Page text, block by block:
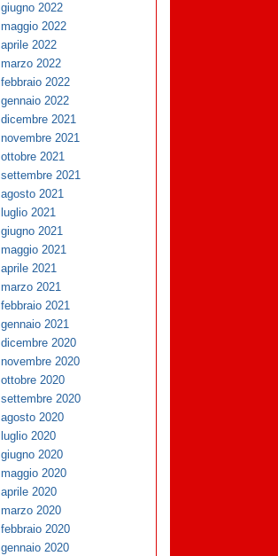
giugno 2022
maggio 2022
aprile 2022
marzo 2022
febbraio 2022
gennaio 2022
dicembre 2021
novembre 2021
ottobre 2021
settembre 2021
agosto 2021
luglio 2021
giugno 2021
maggio 2021
aprile 2021
marzo 2021
febbraio 2021
gennaio 2021
dicembre 2020
novembre 2020
ottobre 2020
settembre 2020
agosto 2020
luglio 2020
giugno 2020
maggio 2020
aprile 2020
marzo 2020
febbraio 2020
gennaio 2020